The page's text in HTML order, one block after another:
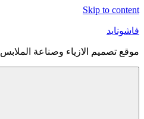
Skip to content
فاشونايد
موقع تصميم الازياء وصناعة الملابس